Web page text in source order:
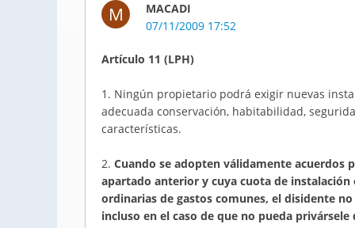
M
MACADI
07/11/2009 17:52
Artículo 11 (LPH)
1. Ningún propietario podrá exigir nuevas
adecuada conservación, habitabilidad,
características.
2. Cuando se adopten válidamente acuerdos
apartado anterior y cuya cuota de
ordinarias de gastos comunes, el disidente
incluso en el caso de que no pueda